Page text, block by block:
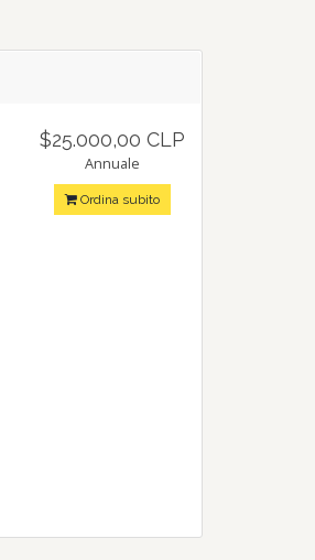
$25.000,00 CLP
Annuale
Ordina subito